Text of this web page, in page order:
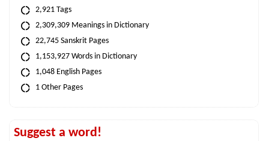
2,921 Tags
2,309,309 Meanings in Dictionary
22,745 Sanskrit Pages
1,153,927 Words in Dictionary
1,048 English Pages
1 Other Pages
Suggest a word!